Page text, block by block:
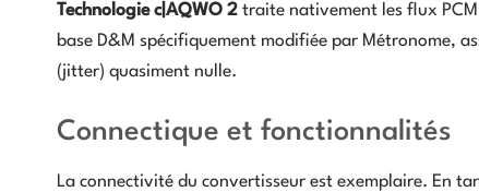
Technologie c|AQWO 2 traite nativement les flux PCM
base D&M spécifiquement modifiée par Métronome,
(jitter) quasiment nulle.
Connectique et fonctionnalités
La connectivité du convertisseur est exemplaire. En